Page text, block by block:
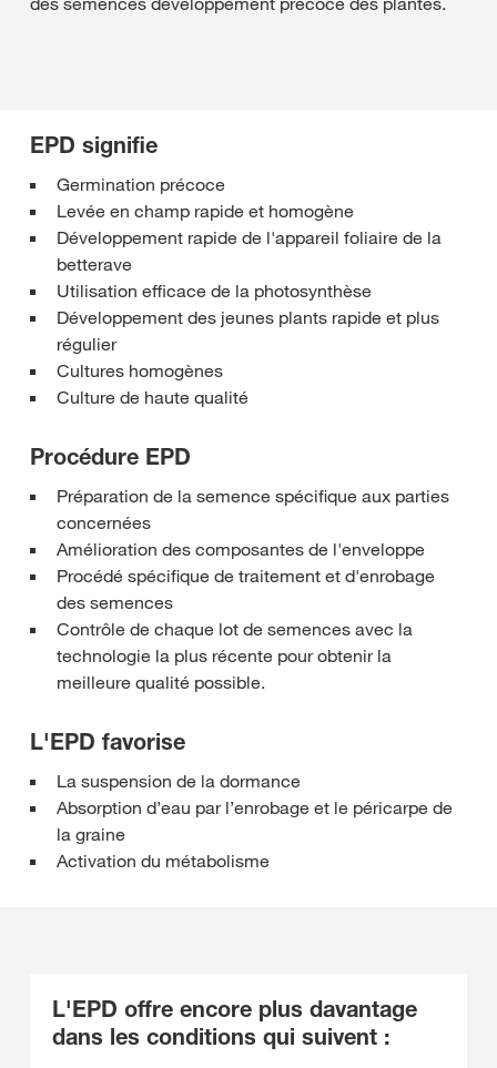
EPD signifie
Germination précoce
Levée en champ rapide et homogène
Développement rapide de l'appareil foliaire de la
betterave
Utilisation efficace de la photosynthèse
Développement des jeunes plants rapide et plus
régulier
Cultures homogènes
Culture de haute qualité
Procédure EPD
Préparation de la semence spécifique aux parties
concernées
Amélioration des composantes de l'enveloppe
Procédé spécifique de traitement et d'enrobage
des semences
Contrôle de chaque lot de semences avec la
technologie la plus récente pour obtenir la
meilleure qualité possible.
L'EPD favorise
La suspension de la dormance
Absorption d’eau par l’enrobage et le péricarpe de
la graine
Activation du métabolisme
L'EPD offre encore plus davantage
dans les conditions qui suivent :